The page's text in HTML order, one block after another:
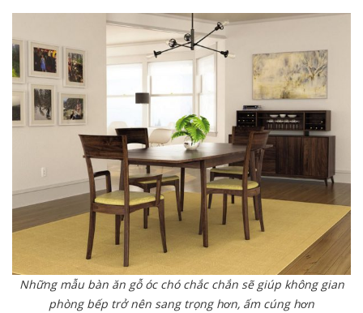
Những mẫu bàn ăn gỗ óc chó chắc chắn sẽ giúp không gian
phòng bếp trở nên sang trọng hơn, ấm cúng hơn